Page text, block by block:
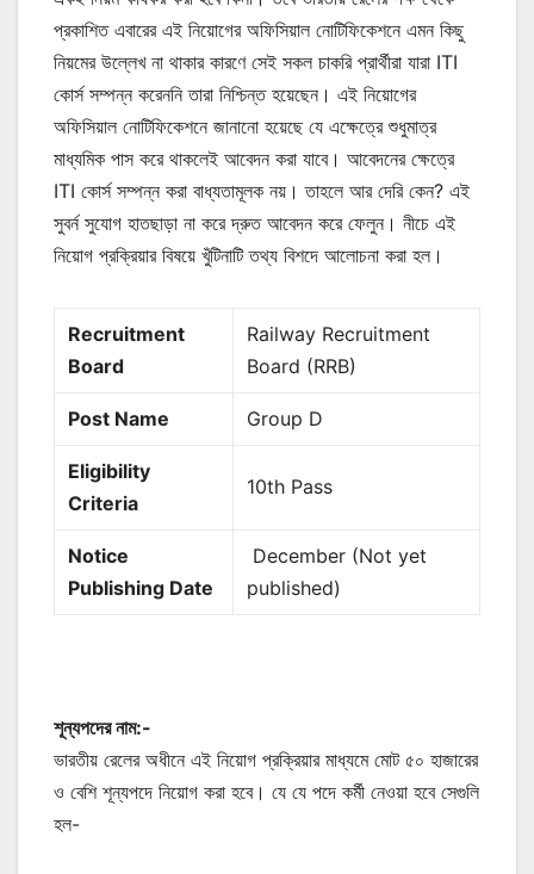
প্রকাশিত এবারের এই নিয়োগের অফিসিয়াল নোটিফিকেশনে এমন কিছু
নিয়মের উল্লেখ না থাকার কারণে সেই সকল চাকরি প্রার্থীরা যারা ITI
কোর্স সম্পন্ন করেননি তারা নিশ্চিন্ত হয়েছেন। এই নিয়োগের
অফিসিয়াল নোটিফিকেশনে জানানো হয়েছে যে এক্ষেত্রে শুধুমাত্র
মাধ্যমিক পাস করে থাকলেই আবেদন করা যাবে। আবেদনের ক্ষেত্রে
ITI কোর্স সম্পন্ন করা বাধ্যতামূলক নয়। তাহলে আর দেরি কেন? এই
সুবর্ন সুযোগ হাতছাড়া না করে দ্রুত আবেদন করে ফেলুন। নীচে এই
নিয়োগ প্রক্রিয়ার বিষয়ে খুঁটিনাটি তথ্য বিশদে আলোচনা করা হল।
Recruitment
Board
Railway Recruitment
Board (RRB)
Post Name Group D
Eligibility
Criteria
10th Pass
Notice
Publishing Date
December (Not yet
published)
শূন্যপদের নাম:-
ভারতীয় রেলের অধীনে এই নিয়োগ প্রক্রিয়ার মাধ্যমে মোট ৫০ হাজারের
ও বেশি শূন্যপদে নিয়োগ করা হবে। যে যে পদে কর্মী নেওয়া হবে সেগুলি
হল-